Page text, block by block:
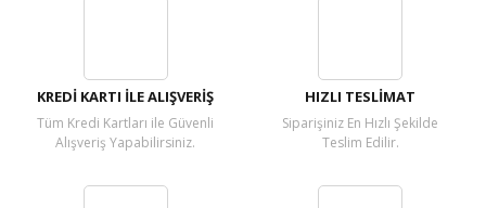
KREDİ KARTI İLE ALIŞVERİŞ
Tüm Kredi Kartları ile Güvenli
Alışveriş Yapabilirsiniz.
HIZLI TESLİMAT
Siparişiniz En Hızlı Şekilde
Teslim Edilir.